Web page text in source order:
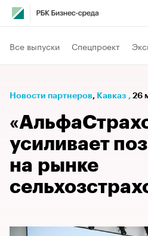
Все выпуски Спецпроект
Новости партнеров⁠, Кавказ , 26
усиливает
на рынке